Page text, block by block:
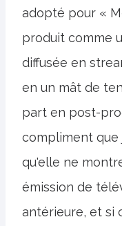
adopté pour «
produit comme
diffusée en
en un mât de
part en post-
compliment que
qu'elle ne
émission de
antérieure, et si